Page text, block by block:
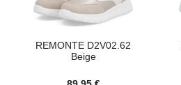
REMONTE D2V02.62
Beige